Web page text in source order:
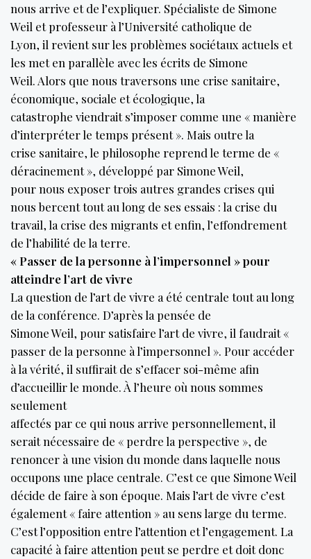
nous arrive et de l’expliquer. Spécialiste de Simone
Weil et professeur à l’Université catholique de
Lyon, il revient sur les problèmes sociétaux actuels et
les met en parallèle avec les écrits de Simone
Weil. Alors que nous traversons une crise sanitaire,
économique, sociale et écologique, la
catastrophe viendrait s’imposer comme une « manière
d’interpréter le temps présent ». Mais outre la
crise sanitaire, le philosophe reprend le terme de «
déracinement », développé par Simone Weil,
pour nous exposer trois autres grandes crises qui
nous bercent tout au long de ses essais : la crise du
travail, la crise des migrants et enfin, l’effondrement
de l’habilité de la terre.
« Passer de la personne à l’impersonnel » pour
atteindre l’art de vivre
La question de l’art de vivre a été centrale tout au long
de la conférence. D’après la pensée de
Simone Weil, pour satisfaire l’art de vivre, il faudrait «
passer de la personne à l’impersonnel ». Pour accéder
à la vérité, il suffirait de s’effacer soi-même afin
d’accueillir le monde. À l’heure où nous sommes
seulement
affectés par ce qui nous arrive personnellement, il
serait nécessaire de « perdre la perspective », de
renoncer à une vision du monde dans laquelle nous
occupons une place centrale. C’est ce que Simone Weil
décide de faire à son époque. Mais l’art de vivre c’est
également « faire attention » au sens large du terme.
C’est l’opposition entre l’attention et l’engagement. La
capacité à faire attention peut se perdre et doit donc